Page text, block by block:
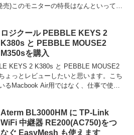
)このモニターの特長はなんといっても
ロジクール PEBBLE KEYS 2
K380s と PEBBLE MOUSE2
M350sを購入
KEYS 2 K380s と PEBBLE MOUSE2
ょっとレビューしたいと思います。こち
るMacbook Air用ではなく、仕事で使っ
Aterm BL3000HM に TP-Link
WiFi 中継器 RE200(AC750)をつ
なぐ EasyMesh も使えます